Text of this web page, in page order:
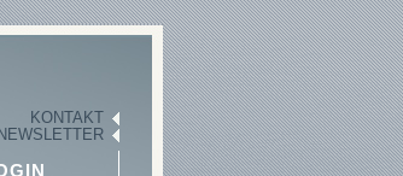
KONTAKT
NEWSLETTER